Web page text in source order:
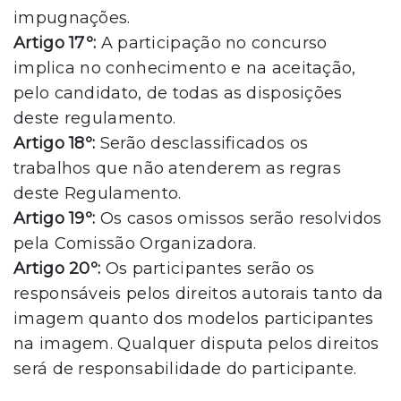
impugnações.
Artigo 17º: A participação no concurso
implica no conhecimento e na aceitação,
pelo candidato, de todas as disposições
deste regulamento.
Artigo 18º: Serão desclassificados os
trabalhos que não atenderem as regras
deste Regulamento.
Artigo 19º: Os casos omissos serão resolvidos
pela Comissão Organizadora.
Artigo 20º: Os participantes serão os
responsáveis pelos direitos autorais tanto da
imagem quanto dos modelos participantes
na imagem. Qualquer disputa pelos direitos
será de responsabilidade do participante.